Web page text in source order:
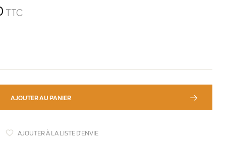
TTC
AJOUTER AU PANIER
AJOUTER À LA LISTE D'ENVIE